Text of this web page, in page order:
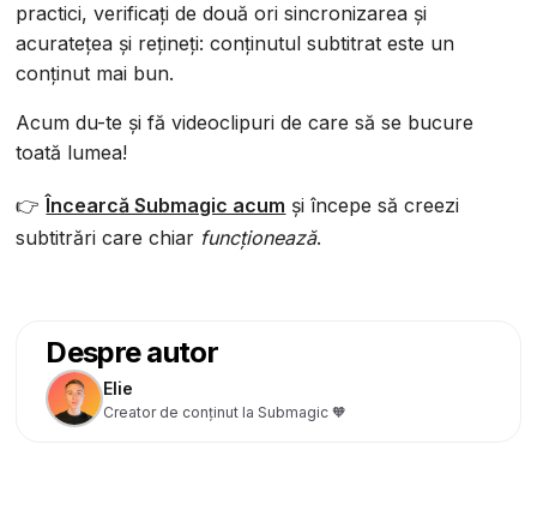
practici, verificați de două ori sincronizarea și
acuratețea și rețineți: conținutul subtitrat este un
conținut mai bun.
Acum du-te și fă videoclipuri de care să se bucure
toată lumea!
👉 Încearcă Submagic acum și începe să creezi
subtitrări care chiar funcționează.
Despre autor
Elie
Creator de conținut la Submagic 🧡